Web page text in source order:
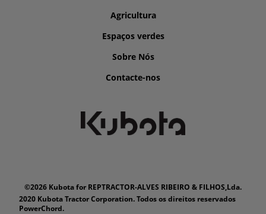
Agricultura
Espaços verdes
Sobre Nós
Contacte-nos
©2026 Kubota for REPTRACTOR-ALVES RIBEIRO & FILHOS,Lda.
2020 Kubota Tractor Corporation. Todos os direitos reservados
PowerChord.